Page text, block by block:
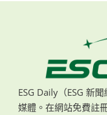
ESG Daily（ESG 新
媒體。在網站免費註